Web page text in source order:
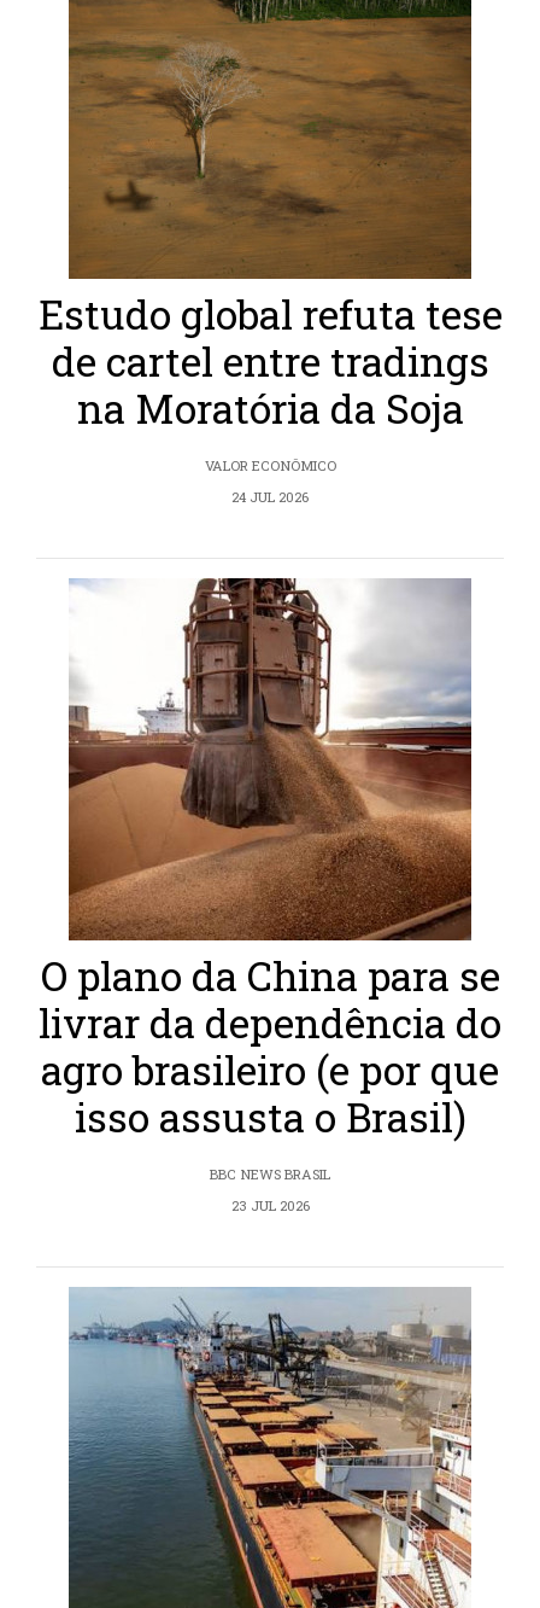
Estudo global refuta tese
de cartel entre tradings
na Moratória da Soja
VALOR ECONÔMICO
24 JUL 2026
O plano da China para se
livrar da dependência do
agro brasileiro (e por que
isso assusta o Brasil)
BBC NEWS BRASIL
23 JUL 2026